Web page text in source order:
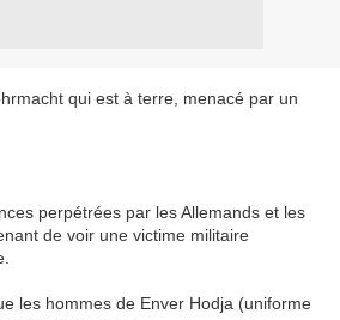
qui est à terre, menacé par un
perpétrées par les Allemands et les
de voir une victime militaire
les hommes de Enver Hodja (uniforme